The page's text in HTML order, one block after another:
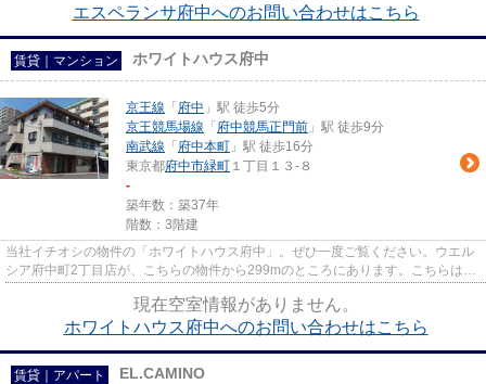
エスペランサ府中へのお問い合わせはこちら
賃貸｜マンション ホワイトハウス府中
京王線 「 府中 」駅 徒歩5分
京王競馬場線 「 府中競馬正門前 」駅 徒歩9分
南武線 「 府中本町 」駅 徒歩16分
東京都府中市緑町 １丁目１３-８
-
築年数：築37年
階数：3階建
当社イチオシの物件の「ホワイトハウス府中」。ぜひ一度ご覧ください。ウエル
シア府中町2丁目店が、こちらの物件から299mのところにあります。こちらはマ
現在空室情報がありません。
ホワイトハウス府中へのお問い合わせはこちら
賃貸｜アパート EL.CAMINO